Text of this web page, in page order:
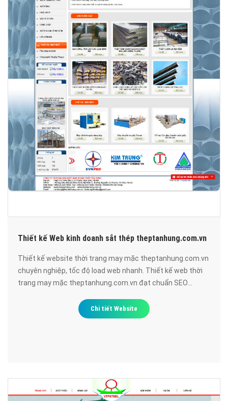
Thiết kế Web kinh doanh sắt thép theptanhung.com.vn
Thiết kế website thời trang may mặc theptanhung.com.vn
chuyên nghiệp, tốc độ load web nhanh. Thiết kế web thời
trang may mặc theptanhung.com.vn đạt chuẩn SEO
Chi tiết Website